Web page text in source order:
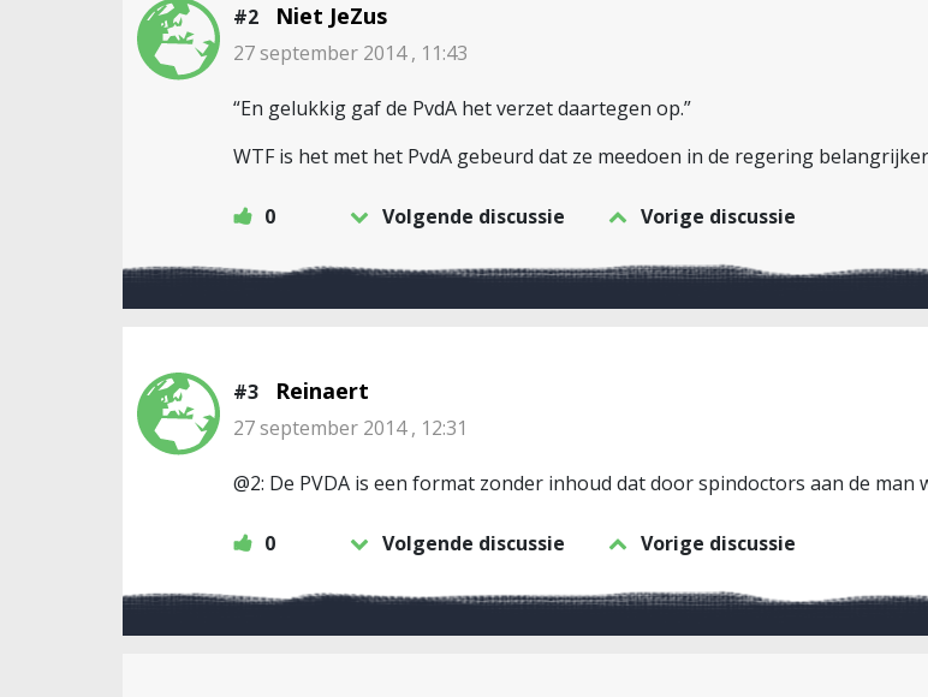
#2 Niet JeZus
27 september 2014 , 11:43
“En gelukkig gaf de PvdA het verzet daartegen op.”
WTF is het met het PvdA gebeurd dat ze meedoen in de regering
0 Volgende discussie Vorige discussie
#3 Reinaert
27 september 2014 , 12:31
@2: De PVDA is een format zonder inhoud dat door spindoctors aan de
0 Volgende discussie Vorige discussie